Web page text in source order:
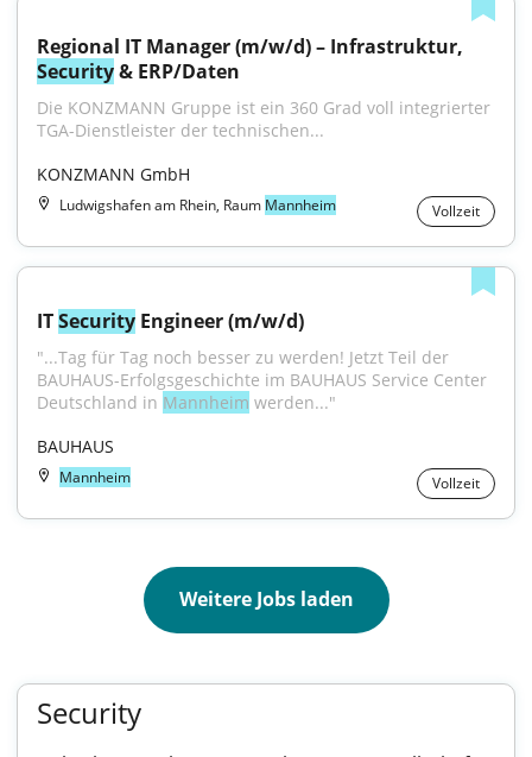
Security & ERP/Daten
Die KONZMANN Gruppe ist ein 360 Grad voll integrierter
TGA-Dienstleister der technischen...
KONZMANN GmbH
Ludwigshafen am Rhein, Raum Mannheim Vollzeit
IT Security Engineer (m/w/d)
"...Tag für Tag noch besser zu werden! Jetzt Teil der
BAUHAUS-Erfolgsgeschichte im BAUHAUS Service Center
Deutschland in Mannheim werden..."
BAUHAUS
Mannheim Vollzeit
Weitere Jobs laden
Security